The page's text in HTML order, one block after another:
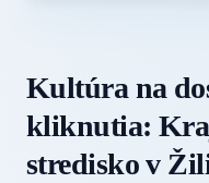
Kultúra na
kliknutia:
stredisko v